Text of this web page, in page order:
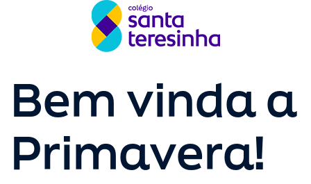
Bem vinda a
Primavera!